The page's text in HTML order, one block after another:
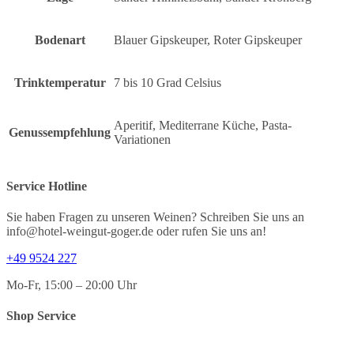
Bodenart Blauer Gipskeuper, Roter Gipskeuper
Trinktemperatur 7 bis 10 Grad Celsius
Genussempfehlung
Aperitif, Mediterrane Küche, Pasta-
Variationen
Service Hotline
Sie haben Fragen zu unseren Weinen? Schreiben Sie uns an
info@hotel-weingut-goger.de oder rufen Sie uns an!
+49 9524 227
Mo-Fr, 15:00 – 20:00 Uhr
Shop Service